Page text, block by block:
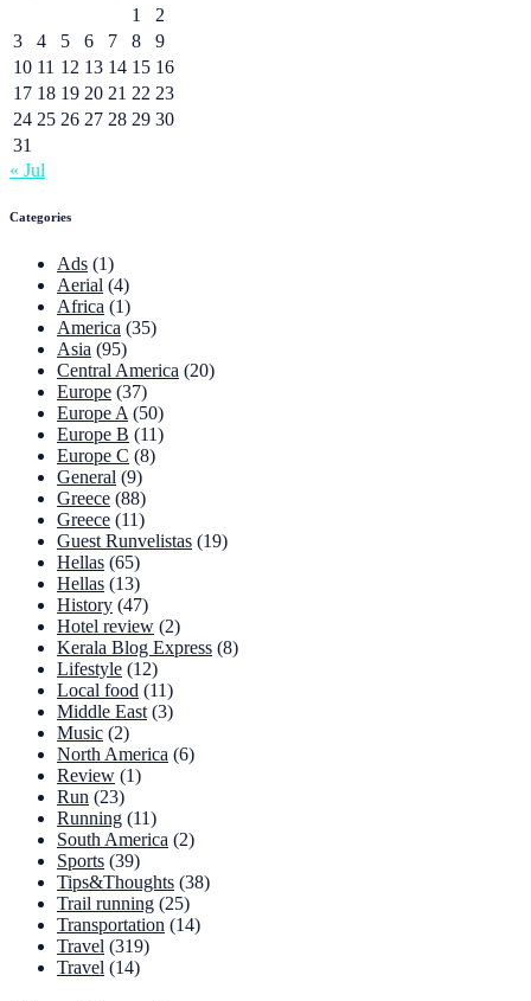
1
2
3
4 5 6 7 8
9
10 11 12 13 14 15 16
17 18 19 20 21 22 23
24 25 26 27 28 29 30
31
« Jul
Categories
Ads (1)
Aerial (4)
Africa (1)
America (35)
Asia (95)
Central America (20)
Europe (37)
Europe A(50)
Europe B (11)
Europe C (8)
General (9)
Greece (88)
Greece (11)
Guest Runvelistas (19)
Hellas (65)
Hellas (13)
History (47)
Hotel review (2)
Kerala Blog Express (8)
Lifestyle (12)
Local food (11)
Middle East(3)
Music (2)
North America (6)
Review (1)
Run (23)
Running (11)
South America (2)
Sports (39)
Tips&Thoughts (38)
Trail running (25)
Transportation (14)
Travel (319)
Travel (14)